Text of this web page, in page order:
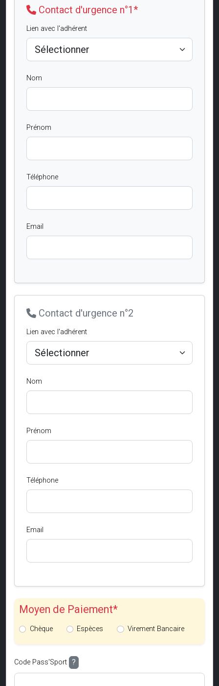
Contact d'urgence n°1*
Lien avec l'adhérent
Nom
Prénom
Téléphone
Email
Contact d'urgence n°2
Lien avec l'adhérent
Nom
Prénom
Téléphone
Email
Moyen de Paiement*
Chèque Espèces Virement Bancaire
Code Pass'Sport ?